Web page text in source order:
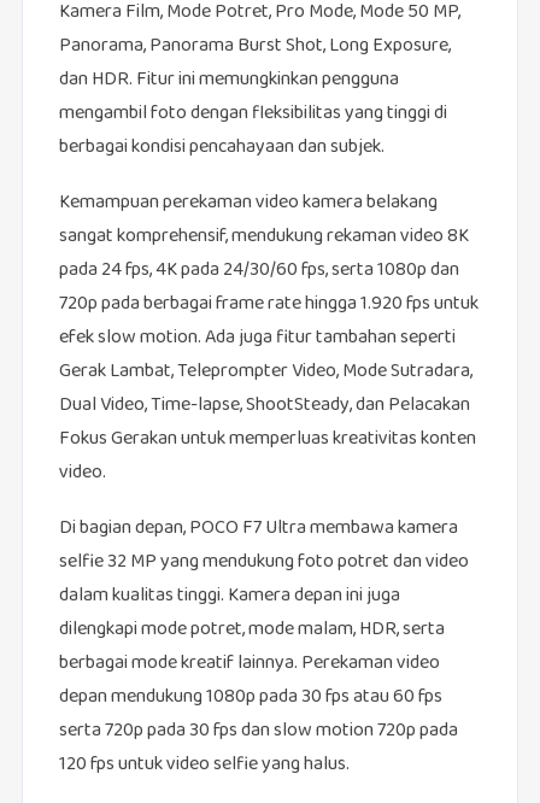
Kamera Film, Mode Potret, Pro Mode, Mode 50 MP,
Panorama, Panorama Burst Shot, Long Exposure,
dan HDR. Fitur ini memungkinkan pengguna
mengambil foto dengan fleksibilitas yang tinggi di
berbagai kondisi pencahayaan dan subjek.
Kemampuan perekaman video kamera belakang
sangat komprehensif, mendukung rekaman video 8K
pada 24 fps, 4K pada 24/30/60 fps, serta 1080p dan
720p pada berbagai frame rate hingga 1.920 fps untuk
efek slow motion. Ada juga fitur tambahan seperti
Gerak Lambat, Teleprompter Video, Mode Sutradara,
Dual Video, Time-lapse, ShootSteady, dan Pelacakan
Fokus Gerakan untuk memperluas kreativitas konten
video.
Di bagian depan, POCO F7 Ultra membawa kamera
selfie 32 MP yang mendukung foto potret dan video
dalam kualitas tinggi. Kamera depan ini juga
dilengkapi mode potret, mode malam, HDR, serta
berbagai mode kreatif lainnya. Perekaman video
depan mendukung 1080p pada 30 fps atau 60 fps
serta 720p pada 30 fps dan slow motion 720p pada
120 fps untuk video selfie yang halus.